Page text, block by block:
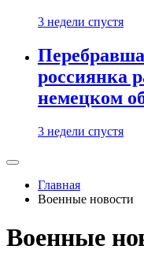
3 недели спустя
россиянка
немецком
3 недели спустя
Главная
Военные новости
Военные